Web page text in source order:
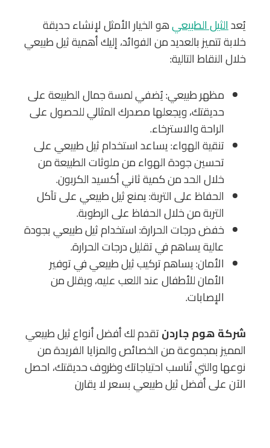
يُعدالثيل الطبيعيهو الخيار الأمثل لإنشاء حديقة
خلابة تتميز بالعديد من الفوائد، إليك أهمية ثيل طبيعي
خلال النقاط التالية:
مظهر طبيعي: يُضفي لمسة جمال الطبيعة على
حديقتك، ويجعلها مصدرك المثالي للحصول على
الراحة والاسترخاء.
تنقية الهواء: يساعد استخدام ثيل طبيعي على
تحسين جودة الهواء من ملوثات الطبيعة من
خلال الحد من كمية ثاني أكسيد الكربون.
الحفاظ على التربة: يمنع ثيل طبيعي على تآكل
التربة من خلال الحفاظ على الرطوبة.
خفض درجات الحرارة: استخدام ثيل طبيعي بجودة
عالية يساهم في تقليل درجات الحرارة.
الأمان: يساهم تركيب ثيل طبيعي في توفير
الأمان للأطفال عند اللعب عليه، ويقلل من
الإصابات.
شركة هوم جاردنتقدم لك أفضل أنواع ثيل طبيعي
المميز بمجموعة من الخصائص والمزايا الفريدة من
نوعها والتي تُناسب احتياجاتك وظروف حديقتك، احصل
الآن على أفضل ثيل طبيعي بسعر لا يقارن